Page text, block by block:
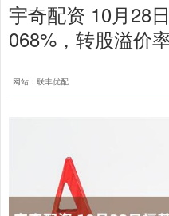
宇奇配资 10月28
068%，转股溢价
网站：联丰优配